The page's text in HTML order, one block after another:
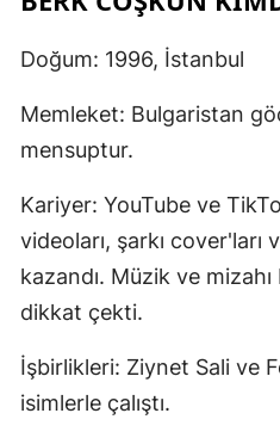
Doğum: 1996, İstanbul
Memleket: Bulgaristan
mensuptur.
Kariyer: YouTube ve
videoları, şarkı
kazandı. Müzik ve
dikkat çekti.
İşbirlikleri: Ziynet Sali ve
isimlerle çalıştı.